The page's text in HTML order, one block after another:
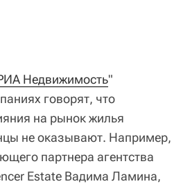
Недвижимость"
говорят, что
на рынок жилья
не оказывают. Например,
партнера агентства
Estate Вадима Ламина,